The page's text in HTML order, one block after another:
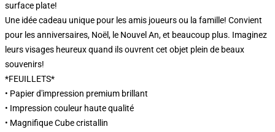
surface plate!
Une idée cadeau unique pour les amis joueurs ou la famille! Convient
pour les anniversaires, Noël, le Nouvel An, et beaucoup plus. Imaginez
leurs visages heureux quand ils ouvrent cet objet plein de beaux
souvenirs!
*FEUILLETS*
• Papier d'impression premium brillant
• Impression couleur haute qualité
• Magnifique Cube cristallin